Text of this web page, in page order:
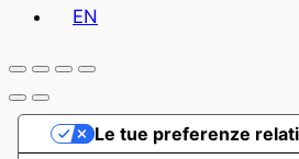
EN
Le tue preferenze